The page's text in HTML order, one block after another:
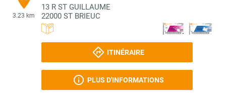
3.23 km
13 R ST GUILLAUME
22000 ST BRIEUC
ITINÉRAIRE
PLUS D'INFORMATIONS